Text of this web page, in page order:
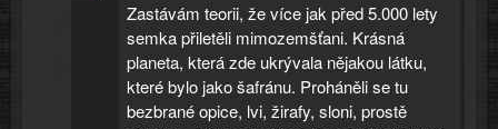
Zastávám teorii, že více jak před 5.000 lety
semka přiletěli mimozemšťani. Krásná
planeta, která zde ukrývala nějakou látku,
které bylo jako šafránu. Proháněli se tu
bezbrané opice, lvi, žirafy, sloni, prostě